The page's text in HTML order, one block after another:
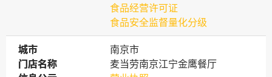
食品经营许可证
食品安全监督量化分级
城市
城市
南京市
门店名称
门店名称
麦当劳南京江宁金鹰餐厅